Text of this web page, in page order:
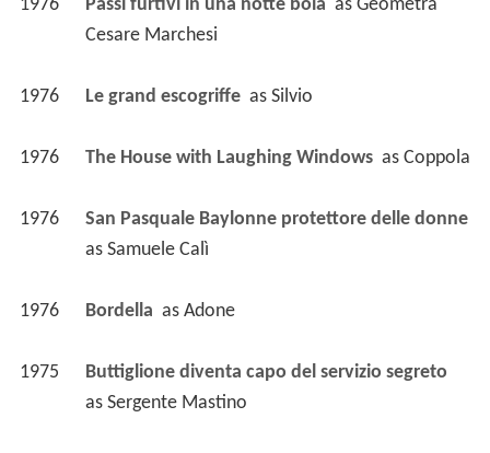
1976 Passi furtivi in una notte boia as Geometra
Cesare Marchesi
1976 Le grand escogriffe as Silvio
1976 The House with Laughing Windows as Coppola
1976
San Pasquale Baylonne protettore delle donne
as Samuele Calì
1976 Bordella as Adone
1975
as Sergente Mastino